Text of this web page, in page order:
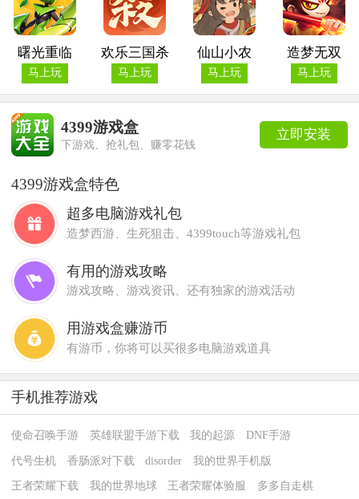
曙光重临
马上玩
欢乐三国杀
马上玩
仙山小农
马上玩
造梦无双
马上玩
立即安装
4399游戏盒
下游戏、抢礼包、赚零花钱
4399游戏盒特色
超多电脑游戏礼包
造梦西游、生死狙击、4399touch等游戏礼包
有用的游戏攻略
游戏攻略、游戏资讯、还有独家的游戏活动
用游戏盒赚游币
有游币，你将可以买很多电脑游戏道具
手机推荐游戏
使命召唤手游 英雄联盟手游下载 我的起源 DNF手游
代号生机 香肠派对下载 disorder 我的世界手机版
王者荣耀下载 我的世界地球 王者荣耀体验服 多多自走棋